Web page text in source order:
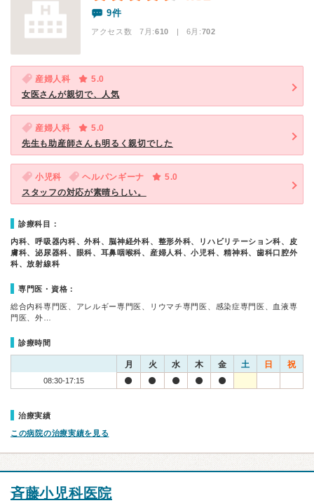
9件
アクセス数 7月:610 | 6月:702
産婦人科
5.0
女医さんが親切で、人気
産婦人科
5.0
先生も助産師さんも明るく親切でした
小児科 ヘルパンギーナ
5.0
スタッフの対応が素晴らしい。
診療科目：
内科、呼吸器内科、外科、脳神経外科、整形外科、リハビリテーション科、皮
膚科、泌尿器科、眼科、耳鼻咽喉科、産婦人科、小児科、精神科、歯科口腔外
科、放射線科
専門医・資格：
総合内科専門医、アレルギー専門医、リウマチ専門医、感染症専門医、血液専
門医、外…
診療時間
月 火 水 木 金 土 日 祝
08:30-17:15
治療実績
この病院の治療実績を見る
斉藤小児科医院